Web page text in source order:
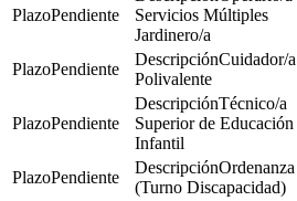
Pendiente
Servicios Múltiples
Jardinero/a
Pendiente
Cuidador/a
Polivalente
Pendiente
Técnico/a
Superior de Educación
Infantil
Pendiente
Ordenanza
(Turno Discapacidad)